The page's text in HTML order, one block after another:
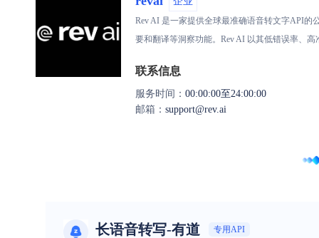
Rev AI 是一家提供全球最准确语音转文字API的
要和翻译等洞察功能。Rev AI 以其低错误率、
联系信息
服务时间： 00:00:00至24:00:00
邮箱： support@rev.ai
长语音转写-有道 专用API